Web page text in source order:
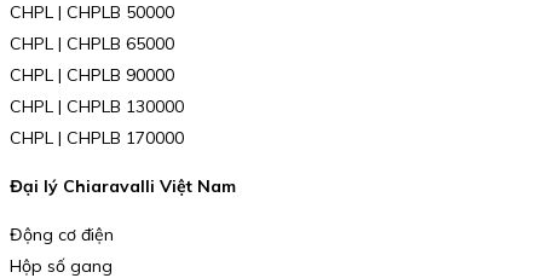
CHPL | CHPLB 50000
CHPL | CHPLB 65000
CHPL | CHPLB 90000
CHPL | CHPLB 130000
CHPL | CHPLB 170000
Đại lý Chiaravalli Việt Nam
Động cơ điện
Hộp số gang